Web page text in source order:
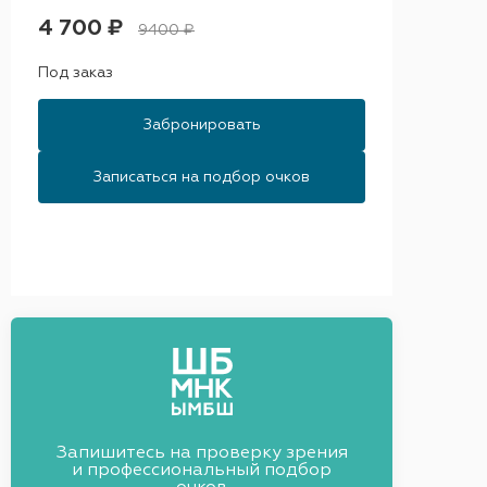
4 700 ₽
9400 ₽
Под заказ
Забронировать
Записаться на подбор очков
Запишитесь на проверку зрения
и профессиональный подбор